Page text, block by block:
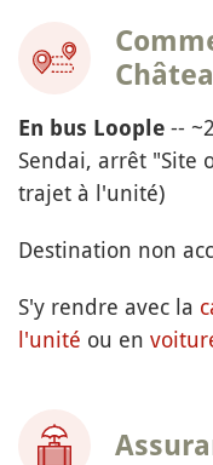
En bus Loople --
Sendai, arrêt "Site
trajet à l'unité)
Destination non
S'y rendre avec la
l'unité ou en